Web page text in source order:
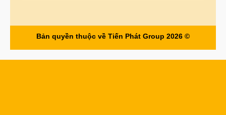
Bản quyền thuộc về Tiến Phát Group 2026 ©